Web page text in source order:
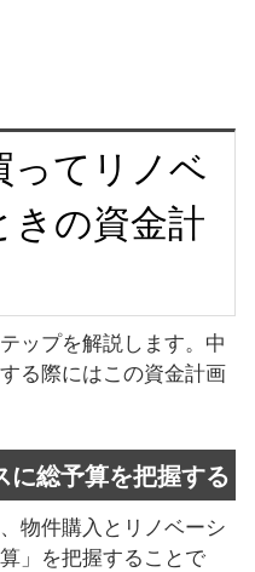
ってリノベ
きの資金計
ップを解説します。中
る際にはこの資金計画
に総予算を把握する
物件購入とリノベーシ
」を把握することで